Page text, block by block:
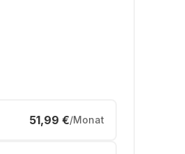
51,99 €/Monat